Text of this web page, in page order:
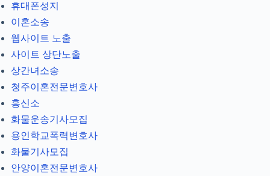
휴대폰성지
이혼소송
웹사이트 노출
사이트 상단노출
상간녀소송
청주이혼전문변호사
흥신소
화물운송기사모집
용인학교폭력변호사
화물기사모집
안양이혼전문변호사